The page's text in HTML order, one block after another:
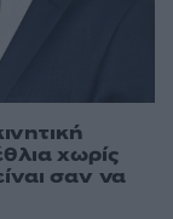
χωρίς
σαν να